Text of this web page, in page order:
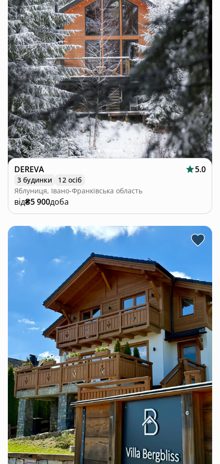
DEREVA 5.0
3 будинки
12 осіб
Яблуниця, Івано-Франківська область
від₴5 900доба